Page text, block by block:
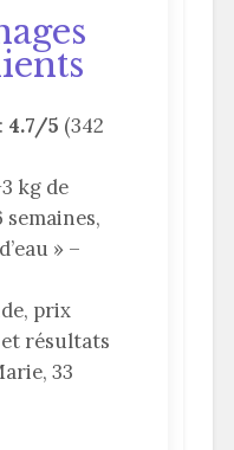
4.7/5 (342
kg de
semaines,
» –
prix
résultats
33